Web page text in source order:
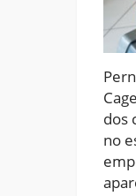
dos
no